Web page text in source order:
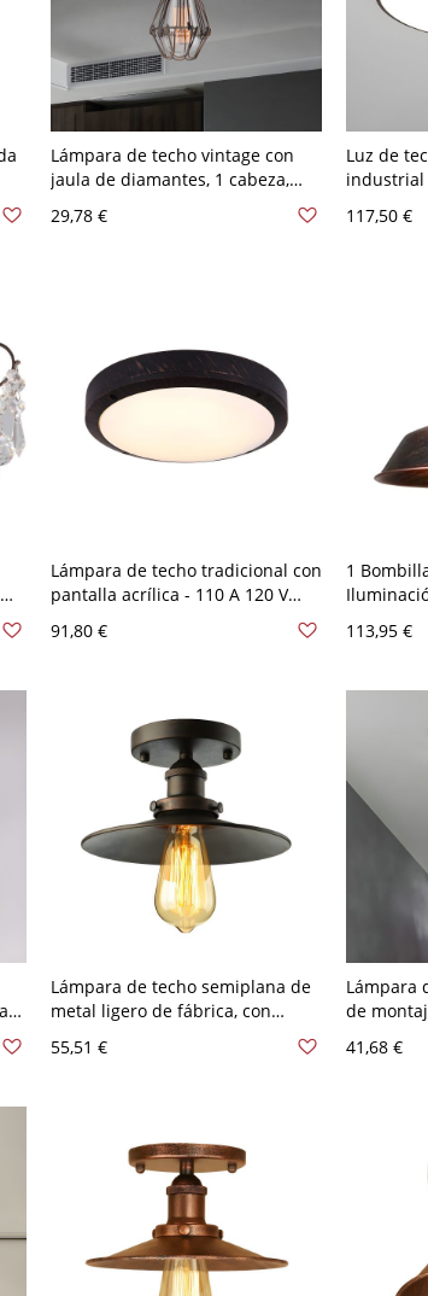
Lámpara de techo vintage con
jaula de diamantes, 1 cabeza,
metálico en óxido
29,78 €
Luz de
industrial
110 A
117,50 €
Lámpara de techo tradicional con
pantalla acrílica - 110 A 120 V
91,80 €
1
de Tapa
120 V 25,4
113,95 €
Lámpara de techo semiplana de
metal ligero de fábrica, con
iluminación de porche
55,51 €
Lámpara
de
cabeza
de
41,68 €